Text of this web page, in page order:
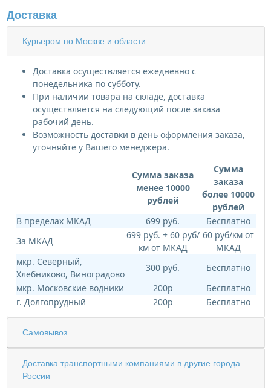
Доставка
Курьером по Москве и области
Доставка осуществляется ежедневно с
понедельника по субботу.
При наличии товара на складе, доставка
осуществляется на следующий после заказа
рабочий день.
Возможность доставки в день оформления заказа,
уточняйте у Вашего менеджера.
Сумма заказа
менее 10000
рублей
Сумма
заказа
более 10000
рублей
В пределах МКАД
699 руб.
Бесплатно
За МКАД
699 руб. + 60 руб/
км от МКАД
60 руб/км от
МКАД
мкр. Северный,
Хлебниково, Виноградово
300 руб.
Бесплатно
мкр. Московские водники
200р
Бесплатно
г. Долгопрудный
200р Бесплатно
Самовывоз
Доставка транспортными компаниями в другие города
России